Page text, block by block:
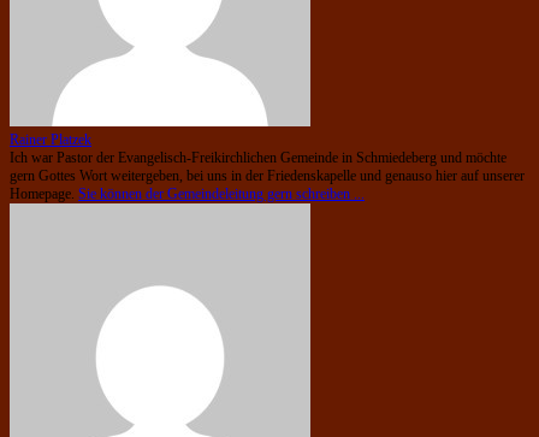
Rainer Platzek
Ich war Pastor der Evangelisch-Freikirchlichen Gemeinde in Schmiedeberg und möchte
gern Gottes Wort weitergeben, bei uns in der Friedenskapelle und genauso hier auf unserer
Homepage. Sie können der Gemeindeleitung gern schreiben ...